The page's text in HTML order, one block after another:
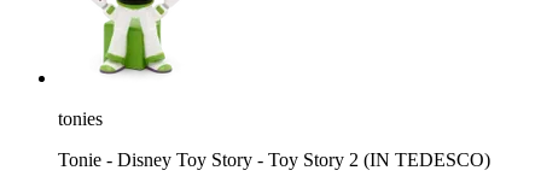
tonies
Tonie - Disney Toy Story - Toy Story 2 (IN TEDESCO)